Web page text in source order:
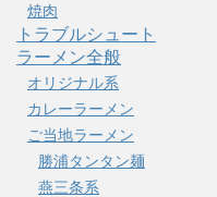
焼肉
トラブルシュート
ラーメン全般
オリジナル系
カレーラーメン
ご当地ラーメン
勝浦タンタン麺
燕三条系